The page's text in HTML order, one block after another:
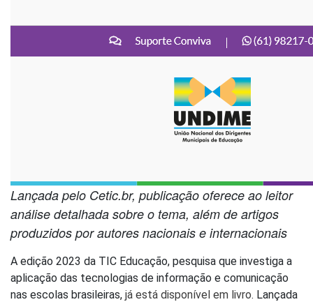
Lançada pelo Cetic.br, publicação oferece ao leitor
análise detalhada sobre o tema, além de artigos
produzidos por autores nacionais e internacionais
A edição 2023 da TIC Educação, pesquisa que investiga a
aplicação das tecnologias de informação e comunicação
nas escolas brasileiras, já está disponível em livro. Lançada